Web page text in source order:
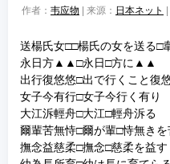
作者： 韦应物 | 来源： 日本ネット
送楊氏女□□楊氏の女を送る□
永日方▲▲□永日□方に▲▲
出行復悠悠□出で行くこと復
女子今有行□女子今行く有り
大江泝輕舟□大江□輕舟泝る
爾輩苦無恃□爾が輩□恃無き
撫念益慈柔□撫念□慈柔を益す